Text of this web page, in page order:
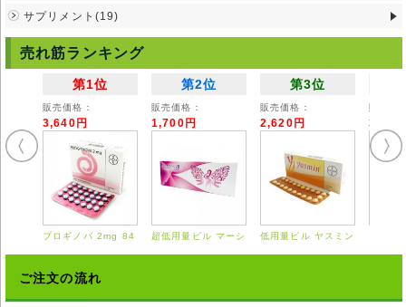
使用をお願い致します。
副作用
副作用は比較的軽微であるとされていますが、大量摂取はかえってホルモ
ンのバランスを崩す恐れがあります。
※以下に該当する場合は服用を避けてください。
・プロゲステロンにアレルギー反応がある方
・原因不明の不正出血がある方
・肝臓に疾患がある方
・子宮がん、乳がんの既往がある方、また、治療中やその疑いのある方
・血栓塞栓症疾患の方、または既往がある方
・ポルフィリン症の方
・膣感染症のある方
※他の薬剤と併用する場合は、使用前に医師にご相談ください。
※使用中に異常があらわれた場合は直ちに服用を中止し、医師にご相談く
ださい。
※お子様の手の届かない場所に保管して下さい。
※直射日光を避け、湿気のない冷暗所に保管して下さい。
サプリメント(19)
売れ筋ランキング
第1位
販売価格：
3,640円
プロギノバ 2mg 84
第2位
販売価格：
1,700円
超低用量ピル マーシ
第3位
販売価格：
2,620円
低用量ピル ヤスミン
3,550
ご注文の流れ